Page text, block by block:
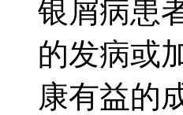
银屑病患
的发病或
康有益的